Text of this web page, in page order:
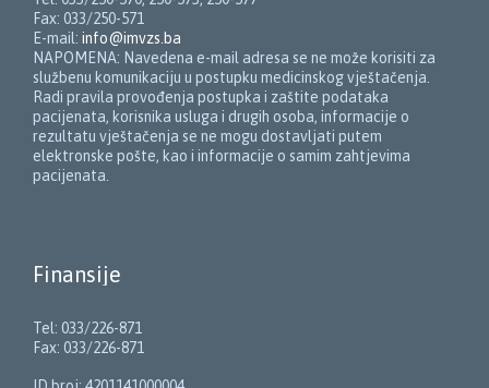
Fax: 033/250-571
E-mail: info@imvzs.ba
NAPOMENA: Navedena e-mail adresa se ne može korisiti za
službenu komunikaciju u postupku medicinskog vještačenja.
Radi pravila provođenja postupka i zaštite podataka
pacijenata, korisnika usluga i drugih osoba, informacije o
rezultatu vještačenja se ne mogu dostavljati putem
elektronske pošte, kao i informacije o samim zahtjevima
pacijenata.
Finansije
Tel: 033/226-871
Fax: 033/226-871